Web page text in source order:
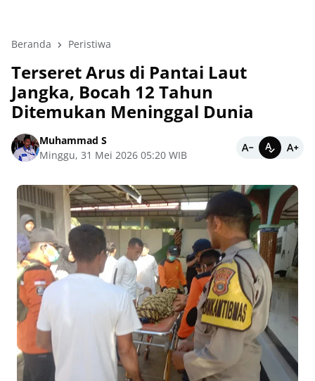
Beranda Peristiwa
Terseret Arus di Pantai Laut
Jangka, Bocah 12 Tahun
Ditemukan Meninggal Dunia
Muhammad S
Minggu, 31 Mei 2026 05:20 WIB